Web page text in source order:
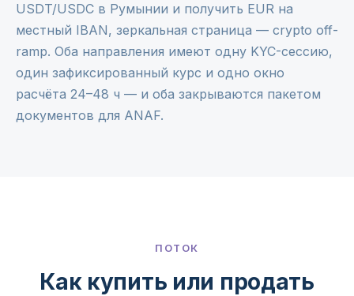
USDT/USDC в Румынии и получить EUR на
местный IBAN, зеркальная страница — crypto off-
ramp. Оба направления имеют одну KYC-сессию,
один зафиксированный курс и одно окно
расчёта 24–48 ч — и оба закрываются пакетом
документов для ANAF.
ПОТОК
Как купить или продать